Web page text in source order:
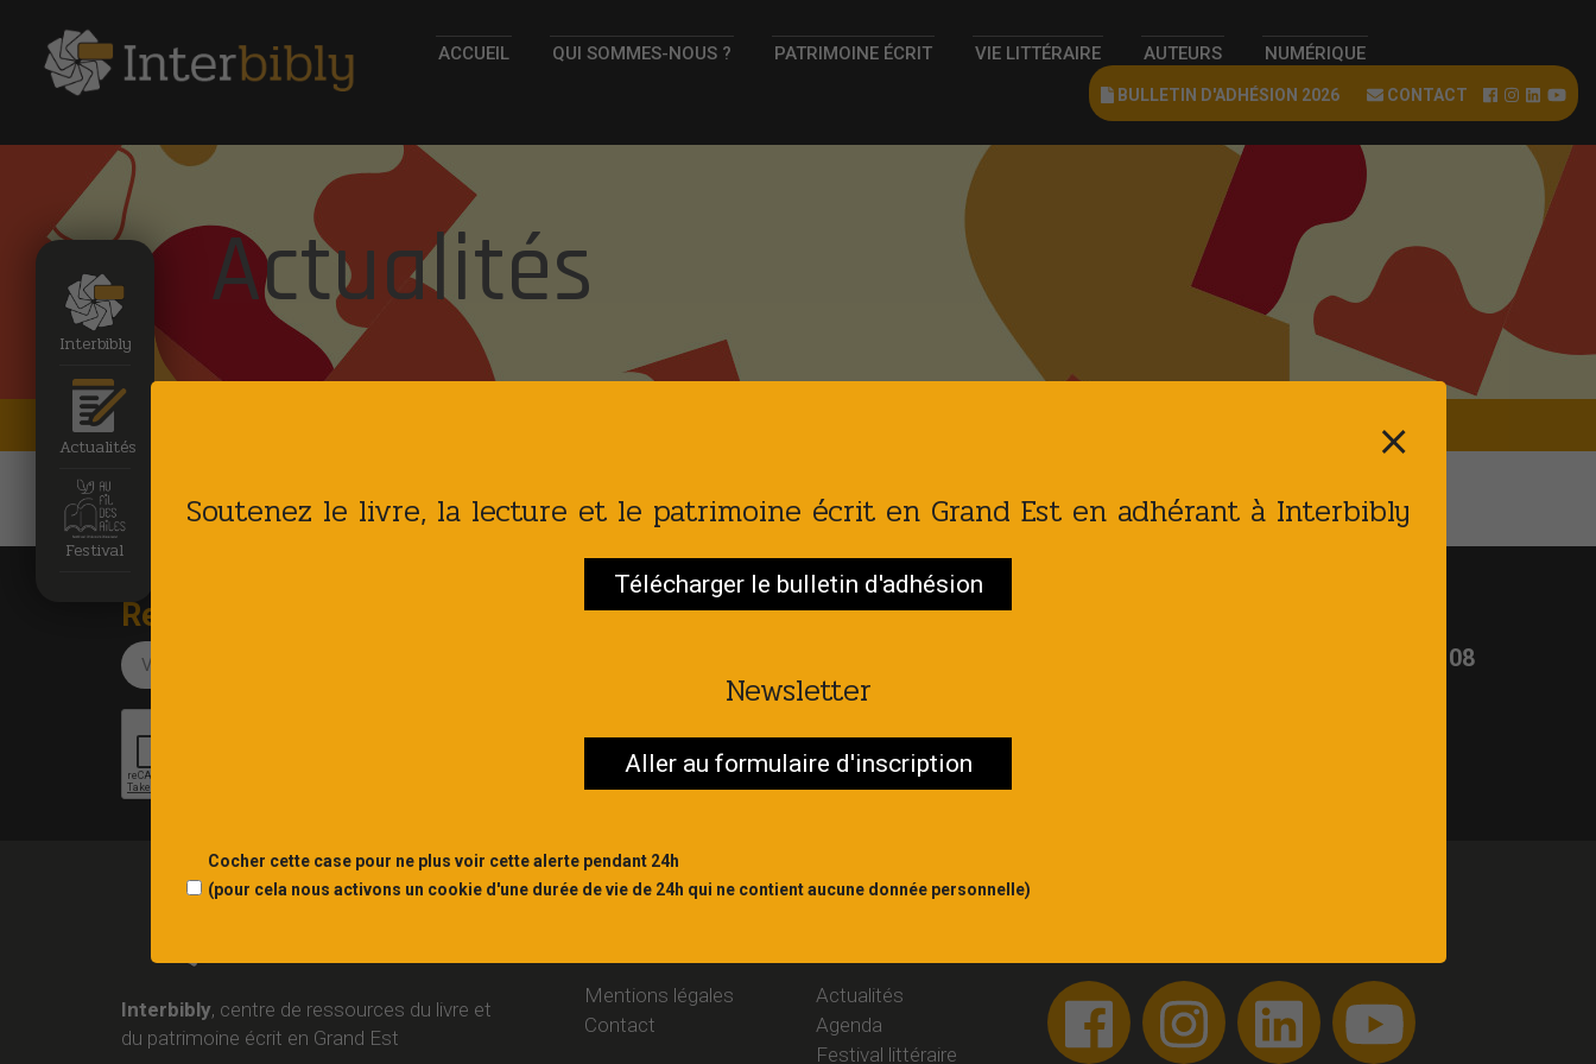
Interbibly
Actualités
Festival
ACCUEIL QUI SOMMES-NOUS ? PATRIMOINE ÉCRIT VIE LITTÉRAIRE AUTEURS NUMÉRIQUE
BULLETIN D'ADHÉSION 2026 CONTACT
Actualités
Recevez notre newsletter
03 26 65 02 08
Interbibly, centre de ressources du livre et
du patrimoine écrit en Grand Est
Mentions légales
Contact
Actualités
Agenda
Festival littéraire
⨯
Soutenez le livre, la lecture et le patrimoine écrit en Grand Est en adhérant à Interbibly
Télécharger le bulletin d'adhésion
Newsletter
Aller au formulaire d'inscription
Cocher cette case pour ne plus voir cette alerte pendant 24h
(pour cela nous activons un cookie d'une durée de vie de 24h qui ne contient aucune donnée personnelle)